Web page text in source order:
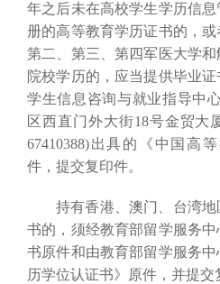
年之后未在高校学生学历信
册的高等教育学历证书的，
第二、第三、第四军医大学
院校学历的，应当提供毕业
学生信息咨询与就业指导中
区西直门外大街18号金贸大
67410388)出具的《中国高
件，提交复印件。
持有香港、澳门、台湾
书的，须经教育部留学服务
书原件和由教育部留学服务
历学位认证书》原件，并提交